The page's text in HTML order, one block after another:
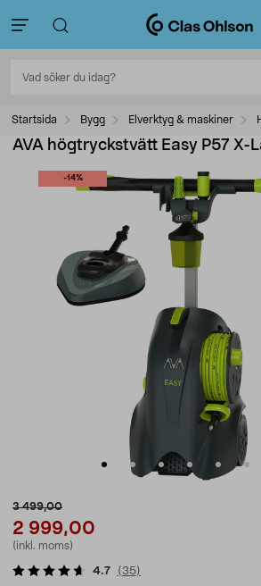
Startsida Bygg Elverktyg & maskiner
AVA högtryckstvätt Easy P57 X-
-14%
3 499,00
2 999,00
(inkl. moms)
4.7 (35)